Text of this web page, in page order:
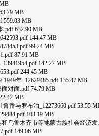
MB
559.03 MB
632.90 MB
144.47 MB
99.24 MB
87.91 MB
142.27 MB
244.45 MB
年_12629485.pdf 135.47 MB
对面.pdf 74.79 MB
MB
番与罗布泊_12273660.pdf 53.55
103.19 MB
鲁木齐市等地蒙古族社会经济发
149.06 MB